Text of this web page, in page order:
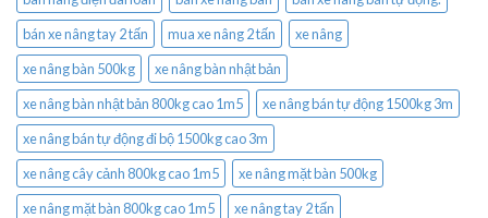
bán xe nâng tay 2 tấn
mua xe nâng 2 tấn
xe nâng
xe nâng bàn 500kg
xe nâng bàn nhật bản
xe nâng bàn nhật bản 800kg cao 1m5
xe nâng bán tự động 1500kg 3m
xe nâng bán tự động đi bộ 1500kg cao 3m
xe nâng cây cảnh 800kg cao 1m5
xe nâng mặt bàn 500kg
xe nâng mặt bàn 800kg cao 1m5
xe nâng tay 2 tấn